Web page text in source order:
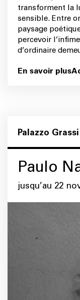
transforment la
sensible. Entre
paysage
percevoir
d’ordinaire
En savoir plus
Palazzo
Paulo
jusqu’au 22